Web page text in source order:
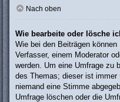
Nach oben
Wie bearbeite oder lösche
Wie bei den Beiträgen
Verfasser, einem Moderator
werden. Um eine Umfrage zu
des Themas; dieser ist
niemand eine Stimme
Umfrage löschen oder die